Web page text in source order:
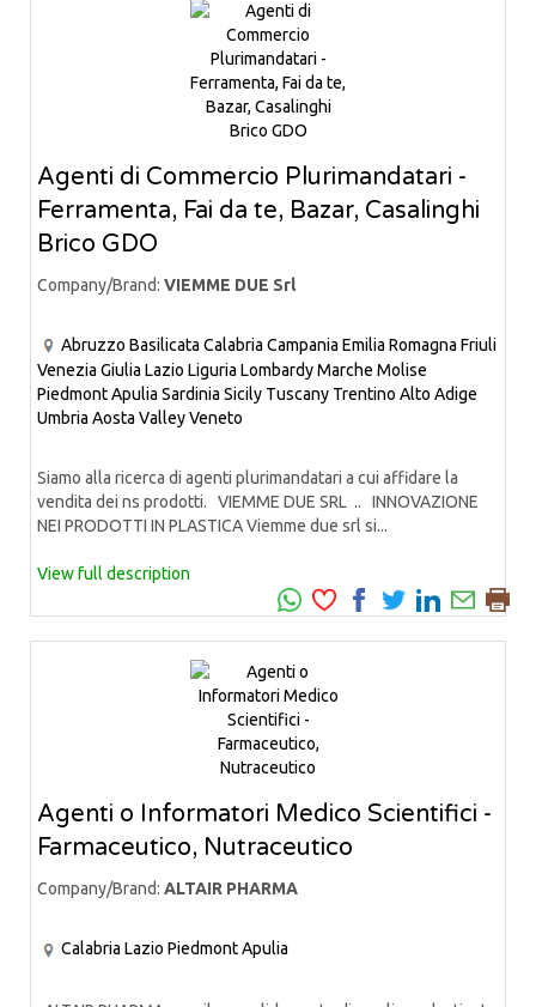
Agenti di Commercio Plurimandatari -
Ferramenta, Fai da te, Bazar, Casalinghi
Brico GDO
Company/Brand: VIEMME DUE Srl
Abruzzo Basilicata Calabria Campania Emilia Romagna Friuli
Venezia Giulia Lazio Liguria LombardyMarche Molise
PiedmontApulia Sardinia Sicily Tuscany Trentino Alto Adige
Umbria Aosta ValleyVeneto
Siamo alla ricerca di agenti plurimandatari a cui affidare la
vendita dei ns prodotti. VIEMME DUE SRL .. INNOVAZIONE
NEI PRODOTTI IN PLASTICA Viemme due srl si...
View full description
Agenti o Informatori Medico Scientifici -
Farmaceutico, Nutraceutico
Company/Brand: ALTAIR PHARMA
Calabria Lazio PiedmontApulia